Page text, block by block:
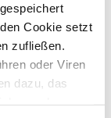
Cookie setzt
zufließen.
oder Viren
dazu, das